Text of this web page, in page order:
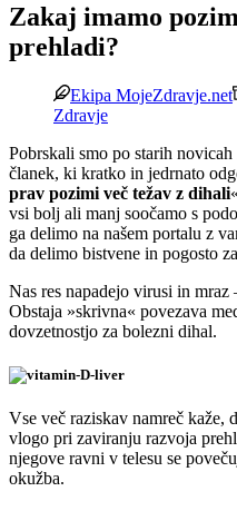
Zakaj imamo
prehladi?
Ekipa MojeZdravje.net
Zdravje
Pobrskali smo po starih
članek, ki kratko in jedrnato
prav pozimi več težav z dihali
vsi bolj ali manj soočamo s
ga delimo na našem portalu z
da delimo bistvene in pogosto
Nas res napadejo virusi in mraz
Obstaja »skrivna« povezava
dovzetnostjo za bolezni dihal.
Vse več raziskav namreč kaže,
vlogo pri zaviranju razvoja
njegove ravni v telesu se
okužba.